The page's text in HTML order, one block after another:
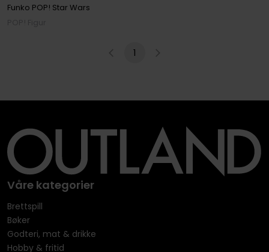
Funko POP! Star Wars
1
Våre kategorier
Brettspill
Bøker
Godteri, mat & drikke
Hobby & fritid